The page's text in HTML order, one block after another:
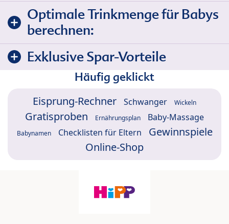
Optimale Trinkmenge für Babys
berechnen:
Exklusive Spar-Vorteile
Häufig geklickt
Eisprung-Rechner Schwanger Wickeln
Gratisproben Ernährungsplan Baby-Massage
Babynamen Checklisten für Eltern
Gewinnspiele
Online-Shop